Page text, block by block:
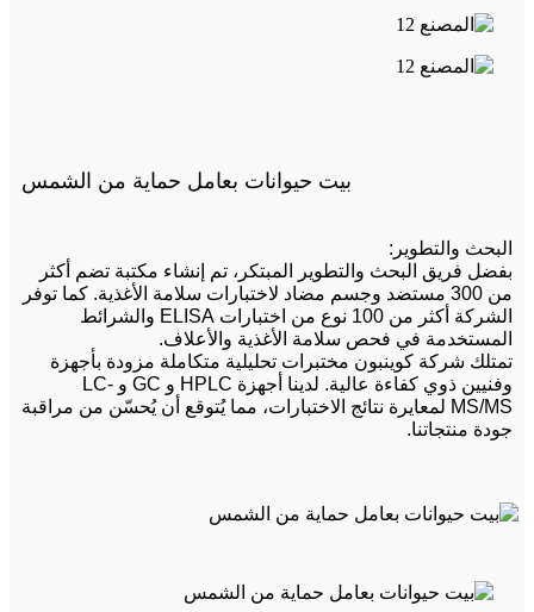
بيت حيوانات بعامل حماية من الشمس
البحث والتطوير:
بفضل فريق البحث والتطوير المبتكر، تم إنشاء مكتبة تضم أكثر
من 300 مستضد وجسم مضاد لاختبارات سلامة الأغذية. كما توفر
الشركة أكثر من 100 نوع من اختبارات ELISA والشرائط
المستخدمة في فحص سلامة الأغذية والأعلاف.
تمتلك شركة كوينبون مختبرات تحليلية متكاملة مزودة بأجهزة
وفنيين ذوي كفاءة عالية. لدينا أجهزة HPLC و GC و LC-
MS/MS لمعايرة نتائج الاختبارات، مما يُتوقع أن يُحسّن من مراقبة
جودة منتجاتنا.